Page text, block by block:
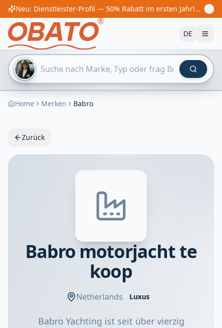
Neu: Dienstleister-Profil — 50% Rabatt im ersten Jahr! Ab €60/Jahr
DE
Home Merken Babro
Zurück
Babro motorjacht te
koop
Netherlands Luxus
Babro Yachting ist seit über vierzig